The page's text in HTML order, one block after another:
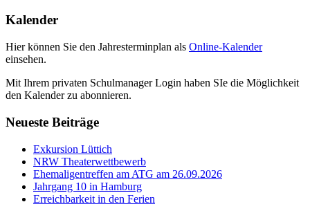
Kalender
Hier können Sie den Jahresterminplan als Online-Kalender
einsehen.
Mit Ihrem privaten Schulmanager Login haben SIe die Möglichkeit
den Kalender zu abonnieren.
Neueste Beiträge
Exkursion Lüttich
NRW Theaterwettbewerb
Ehemaligentreffen am ATG am 26.09.2026
Jahrgang 10 in Hamburg
Erreichbarkeit in den Ferien